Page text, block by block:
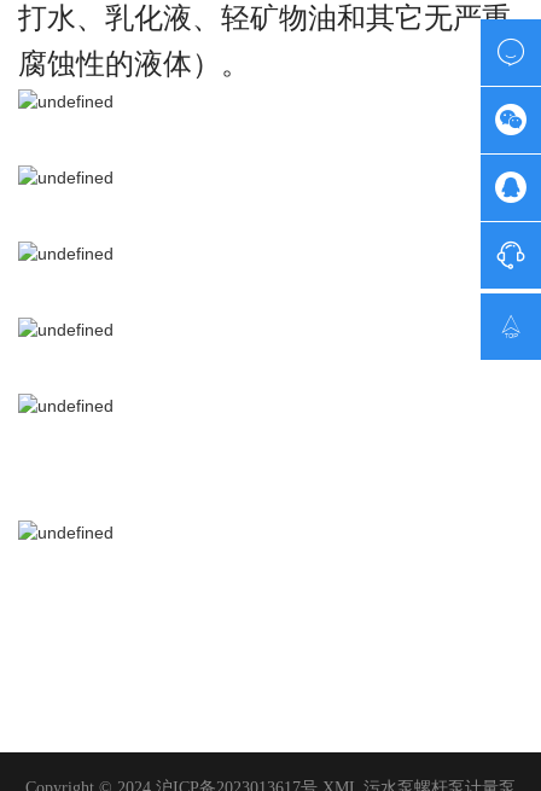
打水、乳化液、轻矿物油和其它无严重
腐蚀性的液体）。




